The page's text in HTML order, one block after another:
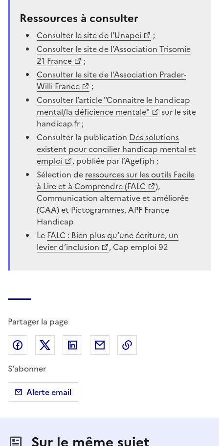
Ressources à consulter
Consulter le site de l’Unapei
;
Consulter le site de l’Association Trisomie
21 France
;
Consulter le site de l’Association Prader-
Willi France
;
Consulter l’article "Connaitre le handicap
mental/la déficience mentale"
sur le site
handicap.fr ;
Consulter la publication Des solutions
existent pour concilier handicap mental et
emploi
, publiée par l’Agefiph ;
Sélection de ressources sur les outils Facile
à Lire et à Comprendre (FALC
),
Communication alternative et améliorée
(CAA) et Pictogrammes, APF France
Handicap
Le FALC : Bien plus qu’une écriture, un
levier d’inclusion
, Cap emploi 92
Partager la page
Partager sur Facebook
Partager sur X (anciennement Twitter)
Partager sur LinkedIn
Partager par email
S'abonner
Alerte email